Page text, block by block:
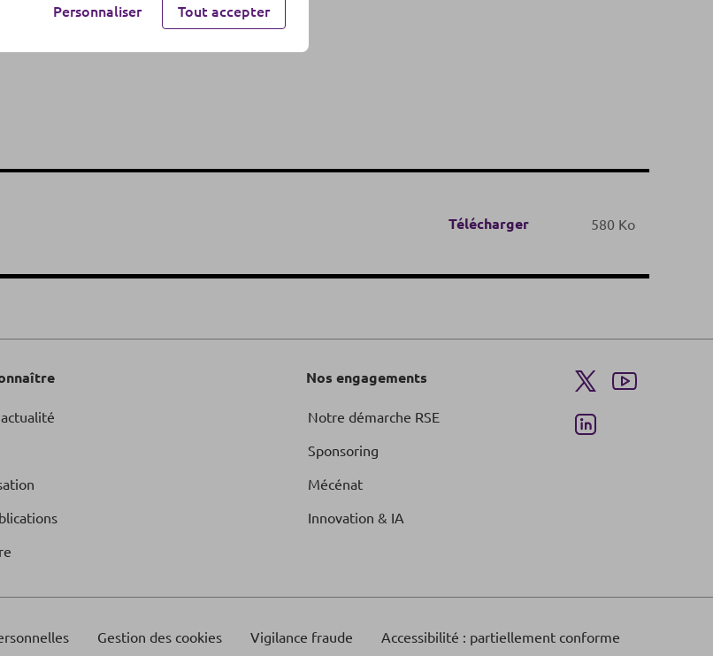
Télécharger 580 Ko
Nos engagements
Notre démarche RSE
Sponsoring
Mécénat
Innovation & IA
Gestion des cookies Vigilance fraude Accessibilité : partiellement conforme
Personnaliser Tout accepter